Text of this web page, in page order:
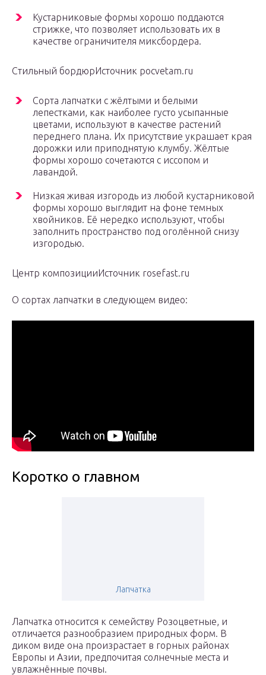
Кустарниковые формы хорошо поддаются
стрижке, что позволяет использовать их в
качестве ограничителя миксбордера.
Стильный бордюрИсточник pocvetam.ru
Сорта лапчатки с жёлтыми и белыми
лепестками, как наиболее густо усыпанные
цветами, используют в качестве растений
переднего плана. Их присутствие украшает края
дорожки или приподнятую клумбу. Жёлтые
формы хорошо сочетаются с иссопом и
лавандой.
Низкая живая изгородь из любой кустарниковой
формы хорошо выглядит на фоне темных
хвойников. Её нередко используют, чтобы
заполнить пространство под оголённой снизу
изгородью.
Центр композицииИсточник rosefast.ru
О сортах лапчатки в следующем видео:
Коротко о главном
Лапчатка
Лапчатка относится к семейству Розоцветные, и
отличается разнообразием природных форм. В
диком виде она произрастает в горных районах
Европы и Азии, предпочитая солнечные места и
увлажнённые почвы.